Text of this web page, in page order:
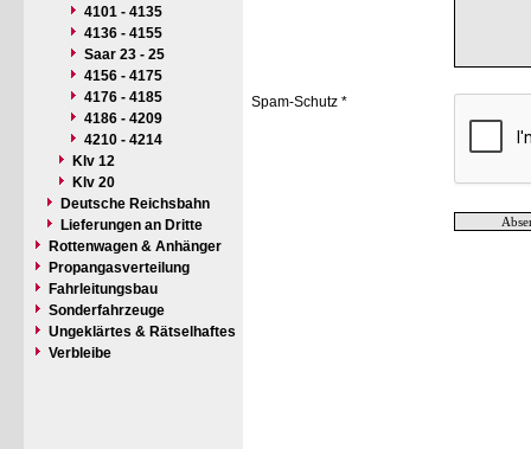
4101 - 4135
4136 - 4155
Saar 23 - 25
4156 - 4175
4176 - 4185
4186 - 4209
4210 - 4214
Klv 12
Klv 20
Deutsche Reichsbahn
Lieferungen an Dritte
Rottenwagen & Anhänger
Propangasverteilung
Fahrleitungsbau
Sonderfahrzeuge
Ungeklärtes & Rätselhaftes
Verbleibe
Spam-Schutz *